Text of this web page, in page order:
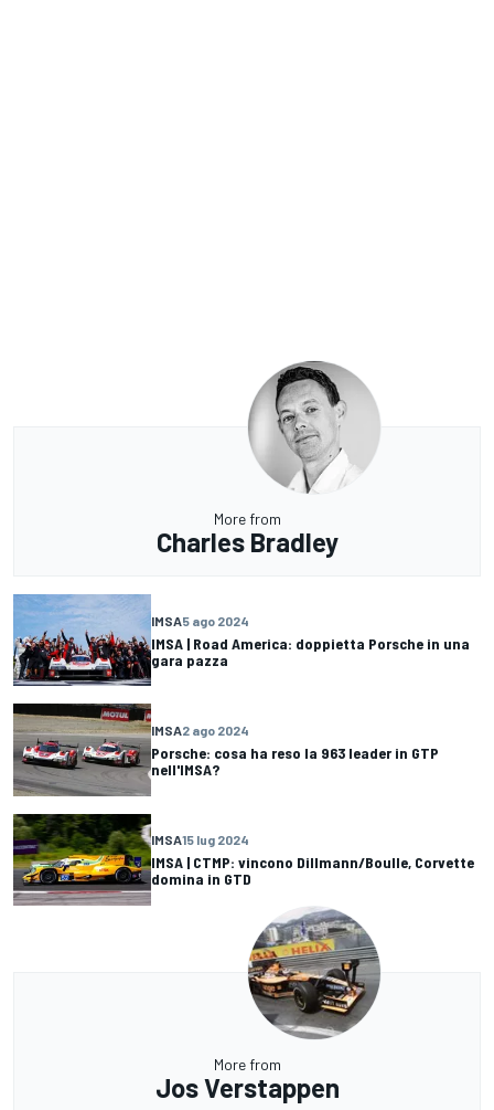
More from
Charles Bradley
IMSA5 ago 2024
IMSA | Road America: doppietta Porsche in una
gara pazza
IMSA2 ago 2024
Porsche: cosa ha reso la 963 leader in GTP
nell'IMSA?
IMSA15 lug 2024
IMSA | CTMP: vincono Dillmann/Boulle, Corvette
domina in GTD
More from
Jos Verstappen